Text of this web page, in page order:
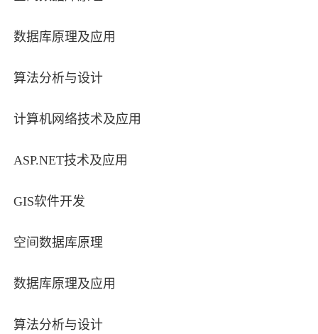
数据库原理及应用
算法分析与设计
计算机网络技术及应用
ASP.NET技术及应用
GIS软件开发
空间数据库原理
数据库原理及应用
算法分析与设计